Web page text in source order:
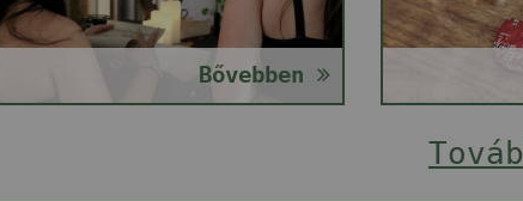
Bővebben